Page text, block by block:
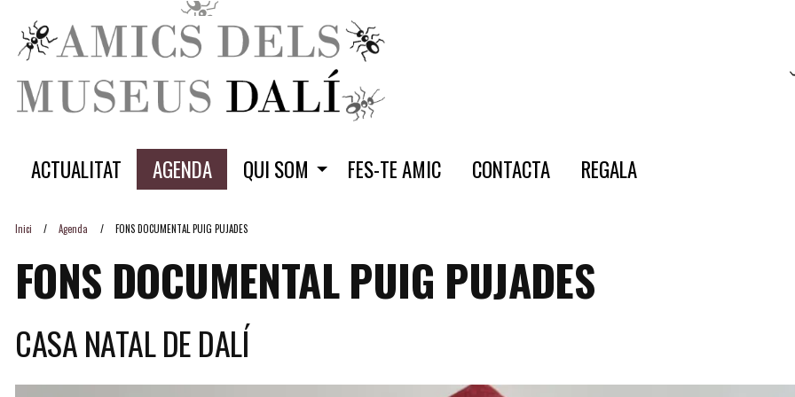
ACTUALITAT AGENDA QUI SOM FES-TE AMIC CONTACTA REGALA
Inici Agenda FONS DOCUMENTAL PUIG PUJADES
FONS DOCUMENTAL PUIG PUJADES
CASA NATAL DE DALÍ